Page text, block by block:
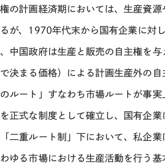
の計画経済期においては、生産資
が、1970年代末から国有企業に対
中国政府は生産と販売の自主権を
決まる価格）による計画生産外の
のルート」すなわち市場ルートが事
を正式な制度として確立し、国有企
二重ルート制」下において、私企
ゆる市場における生産活動を行う基